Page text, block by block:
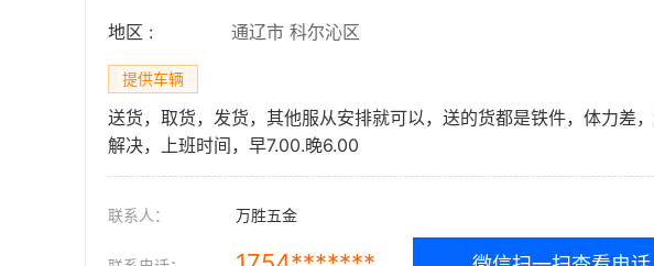
地区 :
通辽市 科尔沁区
提供车辆
送货，取货，发货，其他服从安排就可以，送的货都是铁件，体力
解决，上班时间，早7.00.晚6.00
联系人： 万胜五金